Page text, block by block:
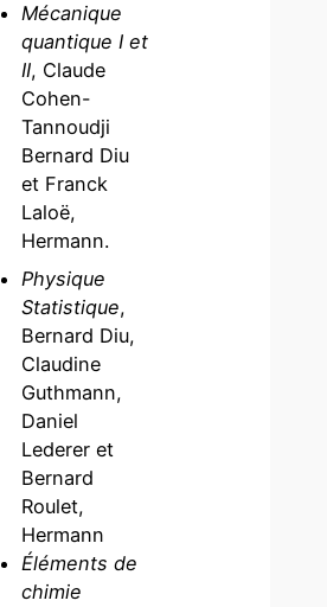
Mécanique
quantique I et
II, Claude
Cohen-
Tannoudji
Bernard Diu
et Franck
Laloë,
Hermann.
Physique
Statistique,
Bernard Diu,
Claudine
Guthmann,
Daniel
Lederer et
Bernard
Roulet,
Hermann
Éléments de
chimie